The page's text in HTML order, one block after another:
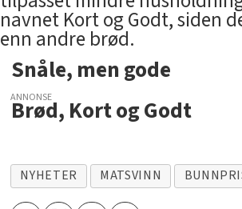
navnet Kort og Godt, siden
enn andre brød.
Snåle, men gode
ANNONSE
Brød, Kort og Godt
NYHETER MATSVINN